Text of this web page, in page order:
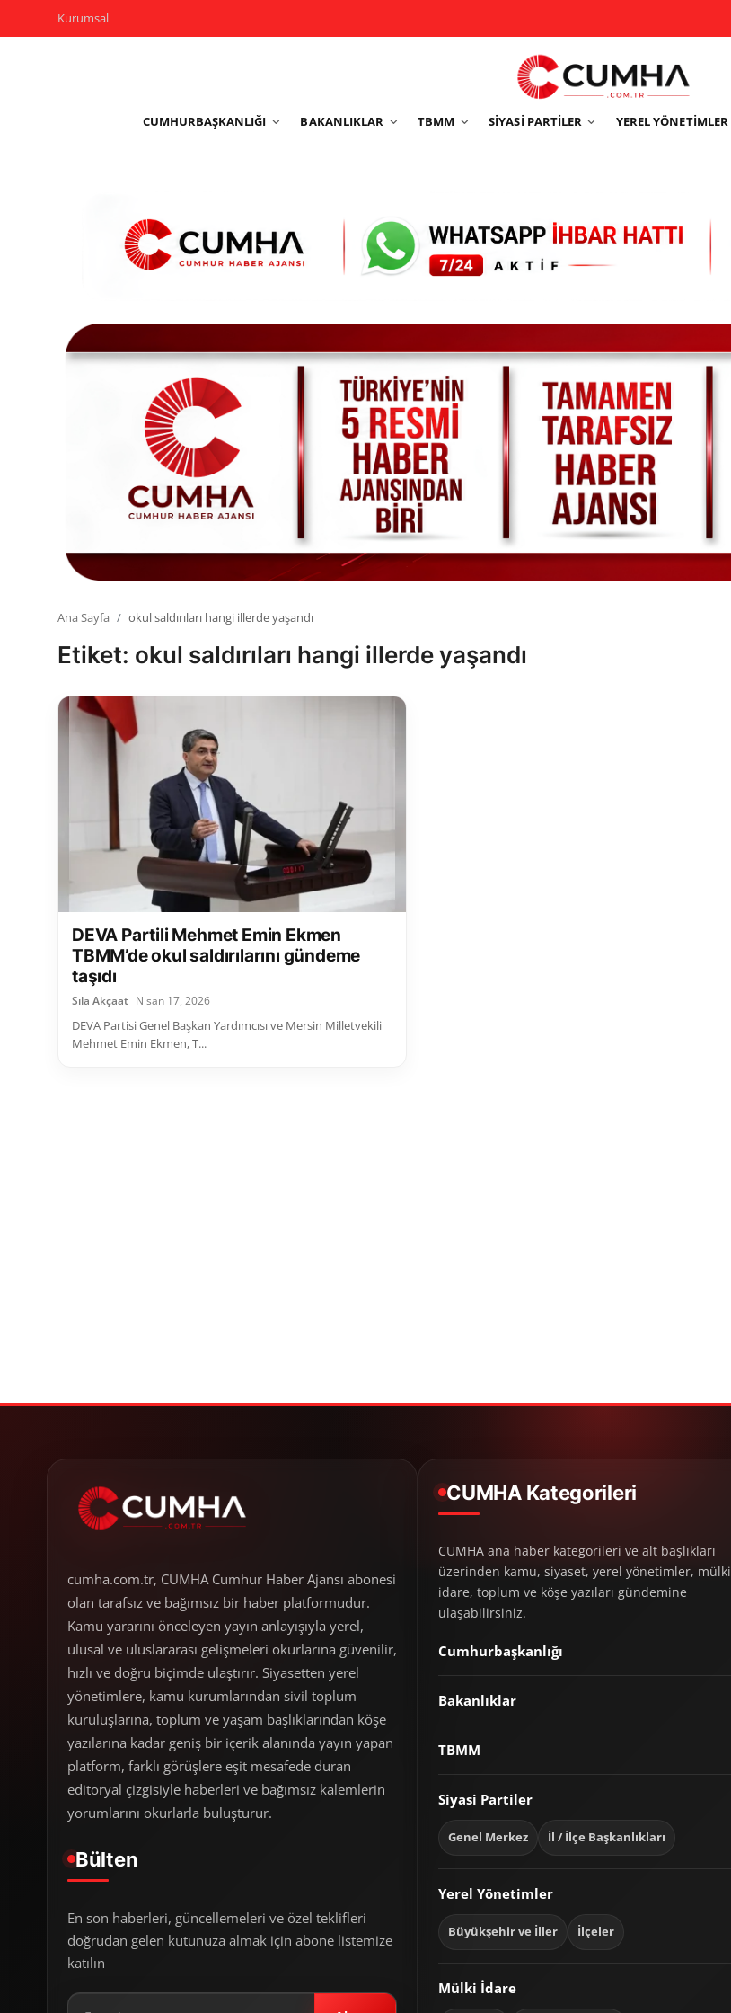
Kurumsal
CUMHURBAŞKANLIĞI BAKANLIKLAR TBMM SIYASI PARTILER YEREL YÖNETIMLER
Yerel Yönetimler
Sivil Toplum Kuruluşları
Kamu Kurumları ve Üst Kurullar
Resmi Reklamlar
Ana Sayfa okul saldırıları hangi illerde yaşandı
Etiket: okul saldırıları hangi illerde yaşandı
DEVA Partili Mehmet Emin Ekmen
TBMM’de okul saldırılarını gündeme
taşıdı
Sıla Akçaat Nisan 17, 2026
DEVA Partisi Genel Başkan Yardımcısı ve Mersin Milletvekili
Mehmet Emin Ekmen, T...
cumha.com.tr, CUMHA Cumhur Haber Ajansı abonesi
olan tarafsız ve bağımsız bir haber platformudur.
Kamu yararını önceleyen yayın anlayışıyla yerel,
ulusal ve uluslararası gelişmeleri okurlarına güvenilir,
hızlı ve doğru biçimde ulaştırır. Siyasetten yerel
yönetimlere, kamu kurumlarından sivil toplum
kuruluşlarına, toplum ve yaşam başlıklarından köşe
yazılarına kadar geniş bir içerik alanında yayın yapan
platform, farklı görüşlere eşit mesafede duran
editoryal çizgisiyle haberleri ve bağımsız kalemlerin
yorumlarını okurlarla buluşturur.
Bülten
En son haberleri, güncellemeleri ve özel teklifleri
doğrudan gelen kutunuza almak için abone listemize
katılın
CUMHA Kategorileri
CUMHA ana haber kategorileri ve alt başlıkları
üzerinden kamu, siyaset, yerel yönetimler, mülki
idare, toplum ve köşe yazıları gündemine
ulaşabilirsiniz.
Cumhurbaşkanlığı
Bakanlıklar
TBMM
Siyasi Partiler
Genel Merkez İl / İlçe Başkanlıkları
Yerel Yönetimler
Büyükşehir ve İller İlçeler
Mülki İdare